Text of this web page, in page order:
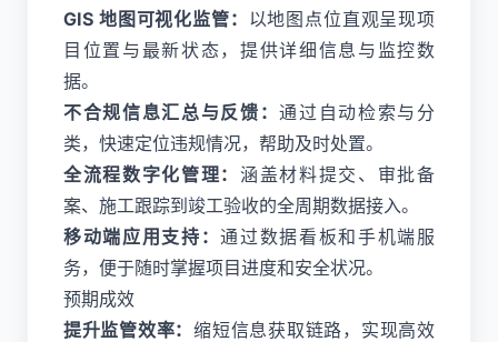
GIS 地图可视化监管： 以地图点位直观呈现项
目位置与最新状态，提供详细信息与监控数
据。
不合规信息汇总与反馈：通过自动检索与分
类，快速定位违规情况，帮助及时处置。
全流程数字化管理： 涵盖材料提交、审批备
案、施工跟踪到竣工验收的全周期数据接入。
移动端应用支持：通过数据看板和手机端服
务，便于随时掌握项目进度和安全状况。
预期成效
提升监管效率：缩短信息获取链路，实现高效